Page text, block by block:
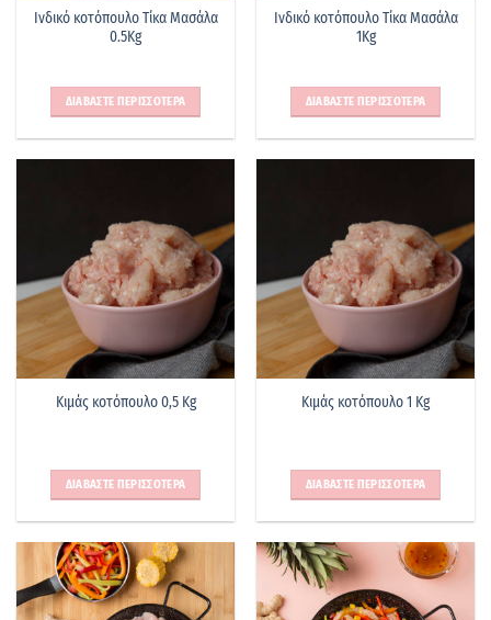
Ινδικό κοτόπουλο Τίκα Μασάλα
0.5Kg
ΔΙΑΒΑΣΤΕ ΠΕΡΙΣΣΟΤΕΡΑ
Ινδικό κοτόπουλο Τίκα Μασάλα
1Kg
ΔΙΑΒΑΣΤΕ ΠΕΡΙΣΣΟΤΕΡΑ
Κιμάς κοτόπουλο 0,5 Kg
ΔΙΑΒΑΣΤΕ ΠΕΡΙΣΣΟΤΕΡΑ
Κιμάς κοτόπουλο 1 Kg
ΔΙΑΒΑΣΤΕ ΠΕΡΙΣΣΟΤΕΡΑ